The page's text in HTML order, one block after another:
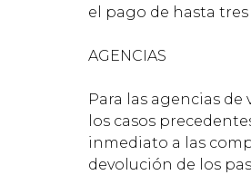
el pago de hasta
AGENCIAS
Para las agencias
los casos
inmediato a las
devolución de los